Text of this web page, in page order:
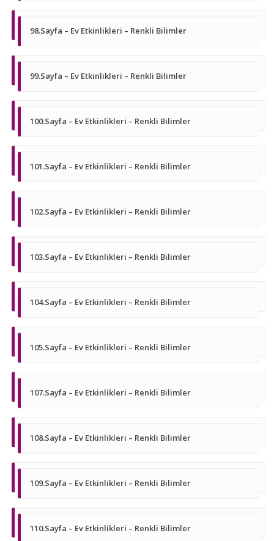
98.Sayfa – Ev Etkinlikleri – Renkli Bilimler
99.Sayfa – Ev Etkinlikleri – Renkli Bilimler
100.Sayfa – Ev Etkinlikleri – Renkli Bilimler
101.Sayfa – Ev Etkinlikleri – Renkli Bilimler
102.Sayfa – Ev Etkinlikleri – Renkli Bilimler
103.Sayfa – Ev Etkinlikleri – Renkli Bilimler
104.Sayfa – Ev Etkinlikleri – Renkli Bilimler
105.Sayfa – Ev Etkinlikleri – Renkli Bilimler
107.Sayfa – Ev Etkinlikleri – Renkli Bilimler
108.Sayfa – Ev Etkinlikleri – Renkli Bilimler
109.Sayfa – Ev Etkinlikleri – Renkli Bilimler
110.Sayfa – Ev Etkinlikleri – Renkli Bilimler